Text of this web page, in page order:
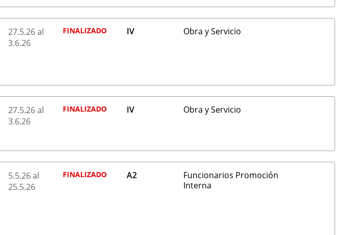
27.5.26al
3.6.26
FINALIZADO IV Obra y Servicio
27.5.26al
3.6.26
FINALIZADO IV Obra y Servicio
5.5.26al
25.5.26
FINALIZADO A2
Funcionarios Promoción
Interna